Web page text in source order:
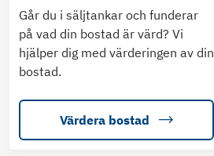
Går du i säljtankar och funderar
på vad din bostad är värd? Vi
hjälper dig med värderingen av din
bostad.
Värdera bostad